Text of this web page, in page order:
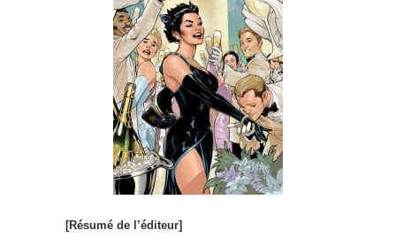
[Résumé de l’éditeur]